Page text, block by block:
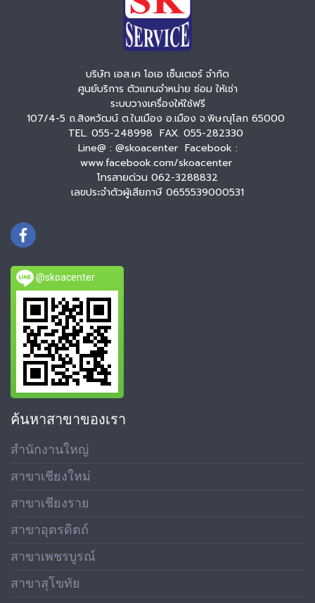
บริษัท เอส.เค โอเอ เซ็นเตอร์ จำกัด
ศูนย์บริการ ตัวแทนจำหน่าย ซ่อม ให้เช่า
ระบบวางเครื่องให้ใช้ฟรี
107/4-5 ถ.สิงหวัฒน์ ต.ในเมือง อ.เมือง จ.พิษณุโลก 65000
TEL. 055-248998 FAX. 055-282330
Line@ : @skoacenter Facebook :
www.facebook.com/skoacenter
โทรสายด่วน 062-3288832
เลขประจำตัวผู้เสียภาษี 0655539000531
@skoacenter
ค้นหาสาขาของเรา
สำนักงานใหญ่
สาขาเชียงใหม่
สาขาเชียงราย
สาขาอุตรดิตถ์
สาขาเพชรบูรณ์
สาขาสุโขทัย